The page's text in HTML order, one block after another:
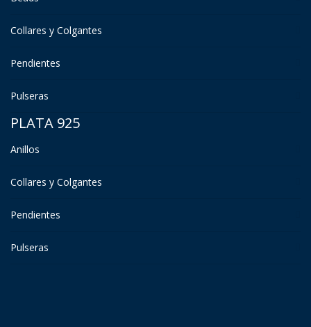
Collares y Colgantes
Pendientes
Pulseras
PLATA 925
Anillos
Collares y Colgantes
Pendientes
Pulseras